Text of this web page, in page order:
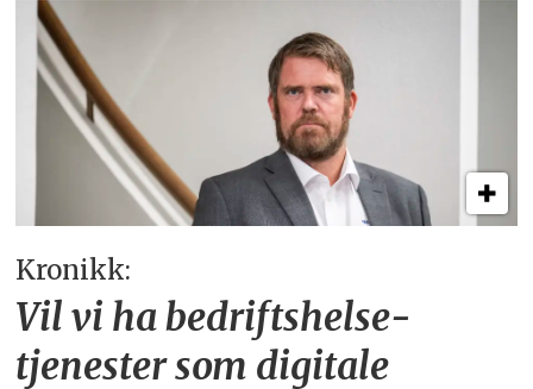
Kronikk:
Vil vi ha bedriftshelse­
tjenester som digitale